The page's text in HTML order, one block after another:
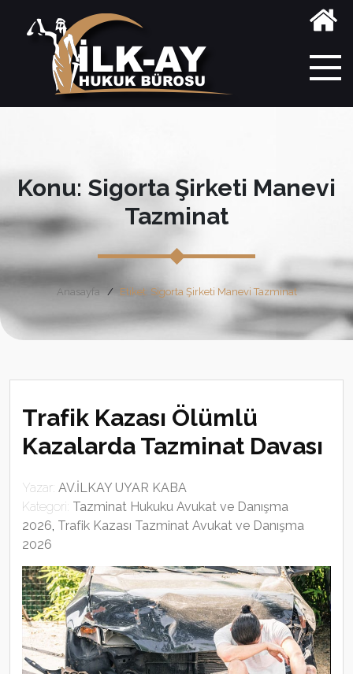
Konu: Sigorta Şirketi Manevi
Tazminat
Anasayfa Etiket: Sigorta Şirketi Manevi Tazminat
Trafik Kazası Ölümlü
Kazalarda Tazminat Davası
Yazar: AV.İLKAY UYAR KABA
Kategori: Tazminat Hukuku Avukat ve Danışma
2026, Trafik Kazası Tazminat Avukat ve Danışma
2026